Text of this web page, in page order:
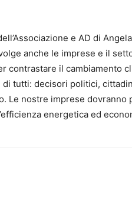
e AD di
anche le imprese e il
contrastare il cambiamento
tutti: decisori politici,
Le nostre imprese
energetica ed